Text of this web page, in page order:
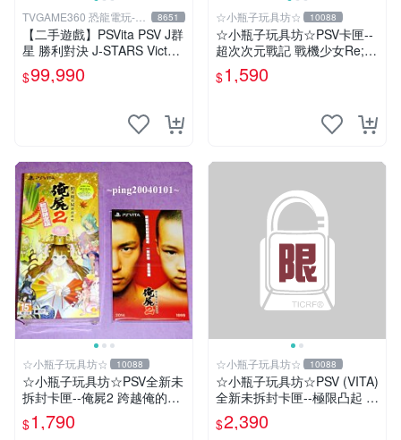
TVGAME360 恐龍電玩-台
中店
8651
【二手遊戲】PSVita PSV J群
星 勝利對決 J-STARS Victory
VS 中文版【台中恐龍電玩】
$99,990
☆小瓶子玩具坊☆ 10088
☆小瓶子玩具坊☆PSV卡匣--
超次次元戰記 戰機少女Re;Bi
rth2 SISTERS GENERATIO
N日版+CD
$1,590
☆小瓶子玩具坊☆ 10088
☆小瓶子玩具坊☆PSV全新未
拆封卡匣--俺屍2 跨越俺的屍
體前進吧 限定版 (中文版)+特
典--漫畫特輯
$1,790
☆小瓶子玩具坊☆ 10088
☆小瓶子玩具坊☆PSV (VITA)
全新未拆封卡匣--極限凸起 萌
萌水晶 限定版 (日版)
$2,390